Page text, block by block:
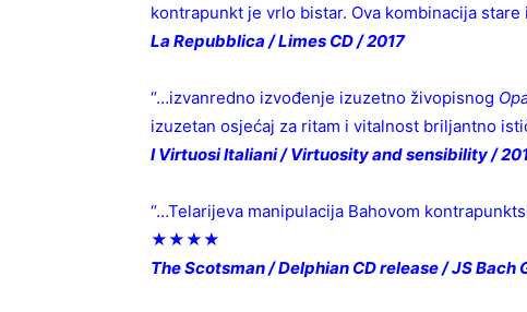
kontrapunkt je vrlo bistar. Ova kombinacija
La Repubblica / Limes CD / 2017
“…izvanredno izvođenje izuzetno živopisnog
izuzetan osjećaj za ritam i vitalnost briljantno
I Virtuosi Italiani / Virtuosity and sensibility /
“…Telarijeva manipulacija Bahovom
★★★★
The Scotsman / Delphian CD release / JS Bach